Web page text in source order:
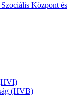
Központ és
(HVB)